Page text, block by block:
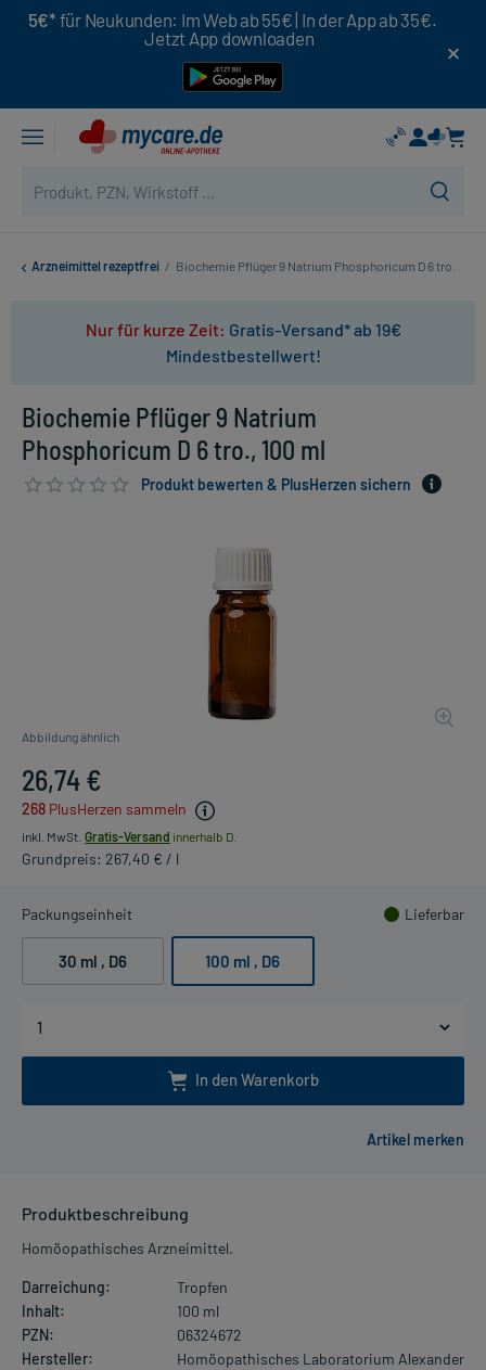
5€* für Neukunden: Im Web ab 55€ | In der App ab 35€.
Jetzt App downloaden
Arzneimittel rezeptfrei / Biochemie Pflüger 9 Natrium Phosphoricum D 6 tro.
Nur für kurze Zeit: Gratis-Versand* ab 19€
Mindestbestellwert!
Biochemie Pflüger 9 Natrium
Phosphoricum D 6 tro., 100 ml
Produkt bewerten & PlusHerzen sichern
Abbildung ähnlich
26,74 €
268 PlusHerzen sammeln
inkl. MwSt. Gratis-Versand innerhalb D.
Grundpreis: 267,40 € / l
Packungseinheit Lieferbar
30 ml , D6 100 ml , D6
In den Warenkorb
Produktbeschreibung
Homöopathisches Arzneimittel.
Darreichung:
Tropfen
Inhalt:
100 ml
PZN:
06324672
Hersteller:
Homöopathisches Laboratorium Alexander